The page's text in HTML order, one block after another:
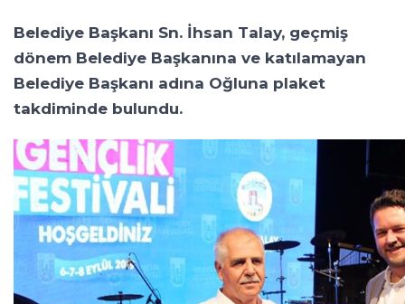
Belediye Başkanı Sn. İhsan Talay, geçmiş
dönem Belediye Başkanına ve katılamayan
Belediye Başkanı adına Oğluna plaket
takdiminde bulundu.